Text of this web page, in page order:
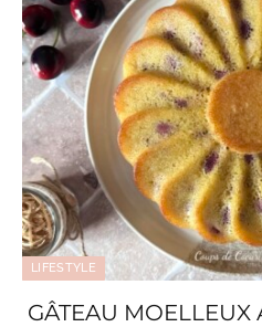
LIFESTYLE
GÂTEAU MOELLEUX